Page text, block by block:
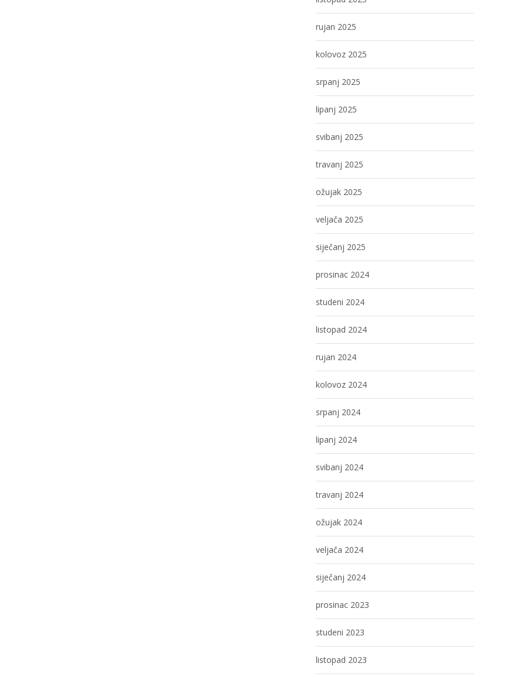
rujan 2025
kolovoz 2025
srpanj 2025
lipanj 2025
svibanj 2025
travanj 2025
ožujak 2025
veljača 2025
siječanj 2025
prosinac 2024
studeni 2024
listopad 2024
rujan 2024
kolovoz 2024
srpanj 2024
lipanj 2024
svibanj 2024
travanj 2024
ožujak 2024
veljača 2024
siječanj 2024
prosinac 2023
studeni 2023
listopad 2023